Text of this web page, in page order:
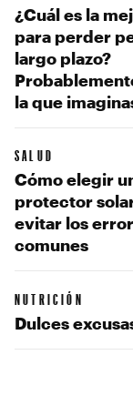
¿Cuál es la
para perder
largo plazo?
la que
SALUD
Cómo elegir
protector
evitar los
comunes
NUTRICIÓN
Dulces